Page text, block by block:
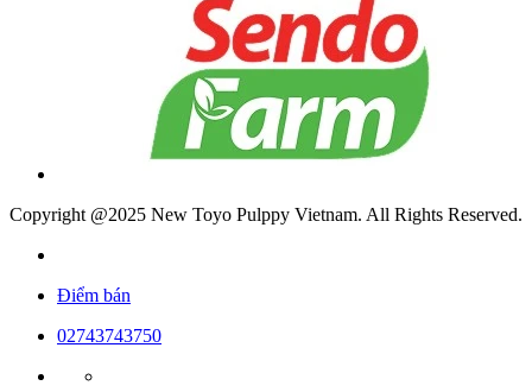
Copyright @2025 New Toyo Pulppy Vietnam. All Rights Reserved.
Điểm bán
02743743750